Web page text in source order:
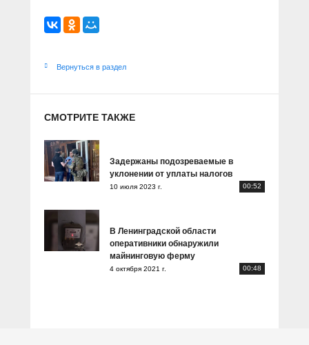
Вернуться в раздел
СМОТРИТЕ ТАКЖЕ
Задержаны подозреваемые в
уклонении от уплаты налогов
10 июля 2023 г. 00:52
В Ленинградской области
оперативники обнаружили
майнинговую ферму
4 октября 2021 г. 00:48